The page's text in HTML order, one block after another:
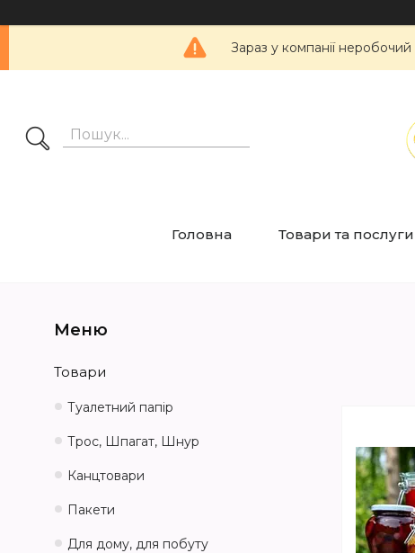
Зараз у компанії
Головна Товари та послуги
Товари
Туалетний папір
Трос, Шпагат, Шнур
Канцтовари
Пакети
Для дому, для побуту